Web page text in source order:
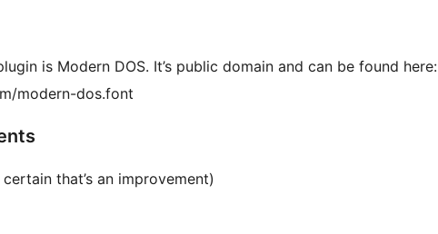
is Modern DOS. It’s public domain and can be found here:
modern-dos.font
that’s an improvement)